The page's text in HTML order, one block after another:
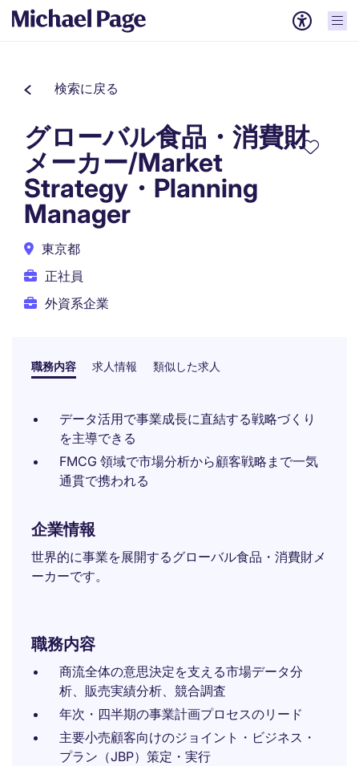
検索に戻る
グローバル食品・消費財
メーカー/Market
Strategy・Planning
Manager
東京都
正社員
外資系企業
職務内容 求人情報 類似した求人
データ活用で事業成長に直結する戦略づくり
を主導できる
FMCG 領域で市場分析から顧客戦略まで一気
通貫で携われる
企業情報
世界的に事業を展開するグローバル食品・消費財メ
ーカーです。
職務内容
商流全体の意思決定を支える市場データ分
析、販売実績分析、競合調査
年次・四半期の事業計画プロセスのリード
主要小売顧客向けのジョイント・ビジネス・
プラン（JBP）策定・実行